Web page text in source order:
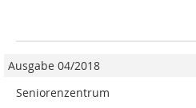
Ausgabe 04/2018
Seniorenzentrum